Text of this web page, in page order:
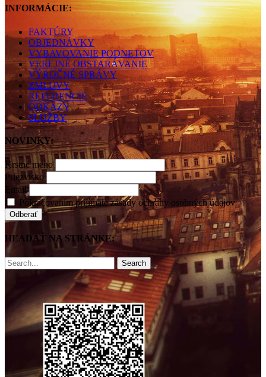
INFORMÁCIE:
FAKTÚRY
OBJEDNÁVKY
VYBAVOVANIE PODNETOV
VEREJNÉ OBSTARÁVANIE
VÝROČNÉ SPRÁVY
ZMLUVY
REFERENCIE
ODKAZY
SLUŽBY
NOVINKY:
Krstné meno
Priezvisko
Email
Pokračovaním prijímate zásady ochrany osobných údajov
HĽADAŤ NA STRÁNKE:
Search